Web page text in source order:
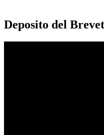
Deposito del